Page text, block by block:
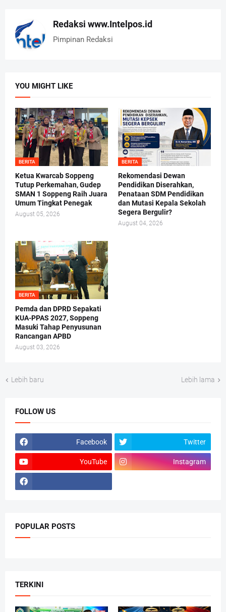
Redaksi www.Intelpos.id
Pimpinan Redaksi
YOU MIGHT LIKE
BERITA
Ketua Kwarcab Soppeng
Tutup Perkemahan, Gudep
SMAN 1 Soppeng Raih Juara
Umum Tingkat Penegak
August 05, 2026
BERITA
Rekomendasi Dewan
Pendidikan Diserahkan,
Penataan SDM Pendidikan
dan Mutasi Kepala Sekolah
Segera Bergulir?
August 04, 2026
BERITA
Pemda dan DPRD Sepakati
KUA-PPAS 2027, Soppeng
Masuki Tahap Penyusunan
Rancangan APBD
August 03, 2026
Lebih baru Lebih lama
FOLLOW US
Facebook Twitter
YouTube Instagram
POPULAR POSTS
TERKINI